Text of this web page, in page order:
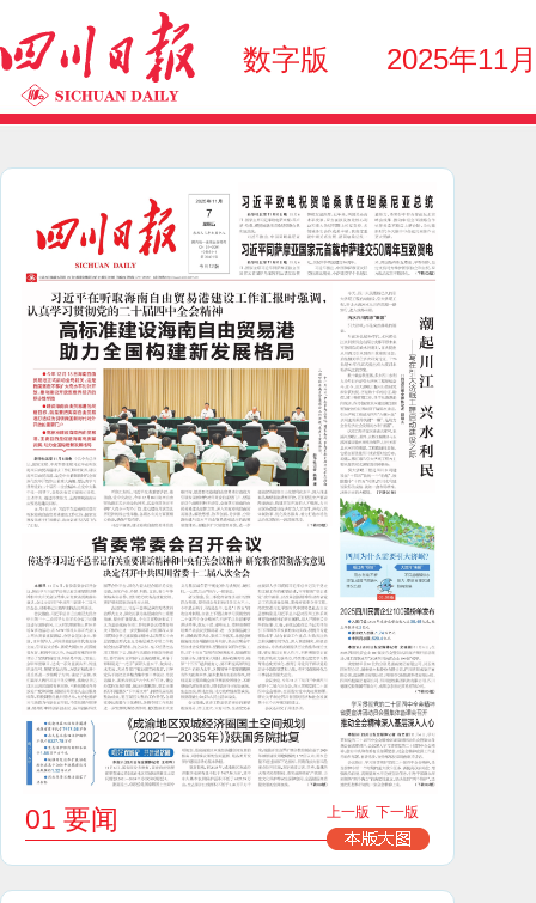
数字版 2025年11
01 要闻 上一版 下一版